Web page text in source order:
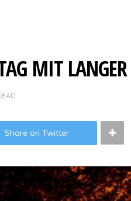
MIT LANGER
Share on Twitter